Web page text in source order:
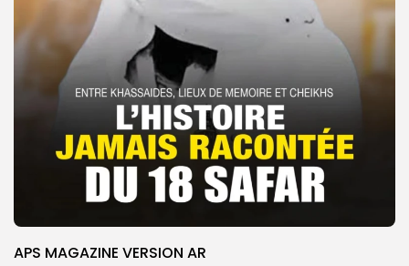
APS MAGAZINE VERSION AR